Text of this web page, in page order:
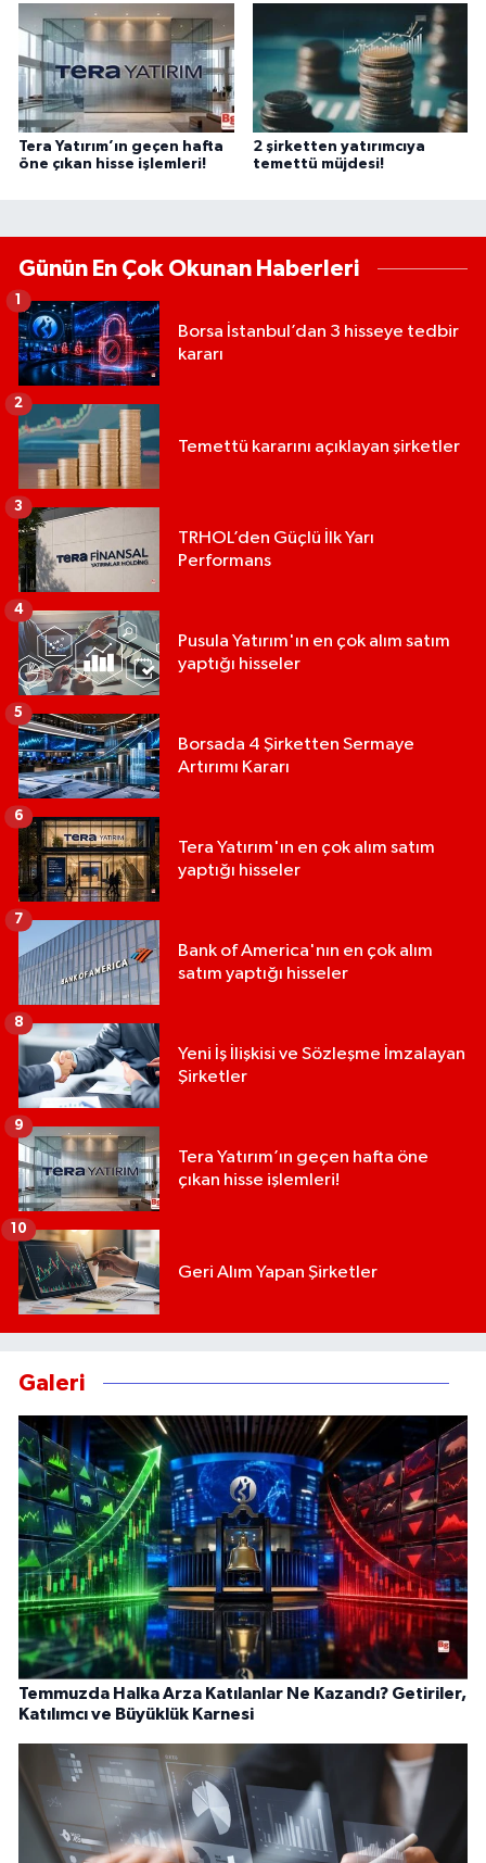
Tera Yatırım’ın geçen hafta
öne çıkan hisse işlemleri!
2 şirketten yatırımcıya
temettü müjdesi!
Günün En Çok Okunan Haberleri
Borsa İstanbul’dan 3 hisseye tedbir
kararı
Temettü kararını açıklayan şirketler
2
TRHOL’den Güçlü İlk Yarı
Performans
3
Pusula Yatırım'ın en çok alım satım
yaptığı hisseler
4
Borsada 4 Şirketten Sermaye
Artırımı Kararı
5
Tera Yatırım'ın en çok alım satım
yaptığı hisseler
6
Bank of America'nın en çok alım
satım yaptığı hisseler
7
Yeni İş İlişkisi ve Sözleşme İmzalayan
Şirketler
8
Tera Yatırım’ın geçen hafta öne
çıkan hisse işlemleri!
9
Geri Alım Yapan Şirketler
10
Galeri
Temmuzda Halka Arza Katılanlar Ne Kazandı? Getiriler,
Katılımcı ve Büyüklük Karnesi